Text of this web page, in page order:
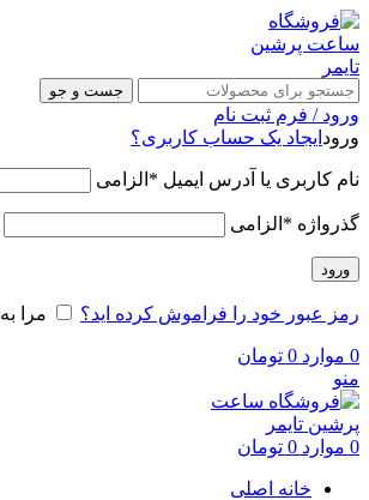
جست و جو
ورود / فرم ثبت نام
ورود ایجاد یک حساب کاربری؟
نام کاربری یا آدرس ایمیل * الزامی
گذرواژه * الزامی
ورود
رمز عبور خود را فراموش کرده اید؟ مرا
0 موارد 0 تومان
منو
0 موارد 0 تومان
خانه اصلی